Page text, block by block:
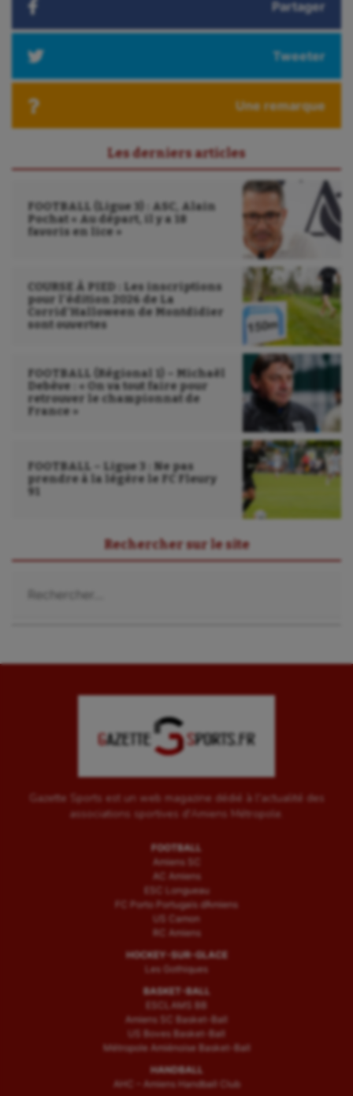
Partager
Tweeter
Une remarque
Les derniers articles
FOOTBALL (Ligue 3) : ASC, Alain
Pochat « Au départ, il y a 18
favoris en lice »
COURSE À PIED : Les inscriptions
pour l’édition 2026 de La
Corrid’Halloween de Montdidier
sont ouvertes
FOOTBALL (Régional 1) – Michaël
Debève : « On va tout faire pour
retrouver le championnat de
France »
FOOTBALL – Ligue 3 : Ne pas
prendre à la légère le FC Fleury
91
Rechercher sur le site
Gazette Sports est un web magazine dédié à l'actualité des
associations sportives d'Amiens Métropole.
FOOTBALL
Amiens SC
AC Amiens
ESC Longueau
FC Porto Portugais d’Amiens
US Camon
RC Amiens
HOCKEY-SUR-GLACE
Les Gothiques
BASKET-BALL
ESCLAMS BB
Amiens SC Basket-Ball
US Boves Basket-Ball
Métropole Amiénoise Basket-Ball
HANDBALL
AHC – Amiens Handball Club